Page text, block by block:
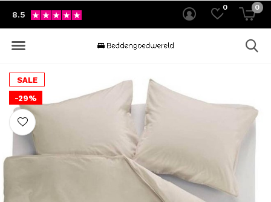
0 0
8.5
SALE
-29%